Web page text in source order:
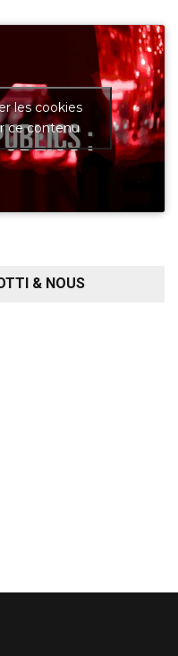
les cookies
ce contenu
& NOUS